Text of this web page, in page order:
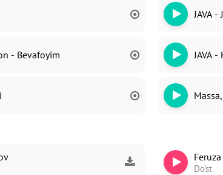
- Bevafoyim
JAVA -
JAVA
Do'st